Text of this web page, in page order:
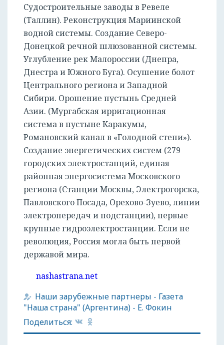
Судостроительные заводы в Ревеле
(Таллин). Реконструкция Мариинской
водной системы. Создание Северо-
Донецкой речной шлюзованной системы.
Углубление рек Малороссии (Днепра,
Днестра и Южного Буга). Осушение болот
Центрального региона и Западной
Сибири. Орошение пустынь Средней
Азии. (Мургабская ирригационная
система в пустыне Каракумы,
Романовский канал в «Голодной степи»).
Создание энергетических систем (279
городских электростанций, единая
районная энергосистема Московского
региона (Станции Москвы, Электрогорска,
Павловского Посада, Орехово-Зуево, линии
электропередач и подстанции), первые
крупные гидроэлектростанции. Если не
революция, Россия могла быть первой
державой мира.
nashastrana.net
Наши зарубежные партнеры - Газета
"Наша страна" (Аргентина) - Е. Фокин
Поделиться: